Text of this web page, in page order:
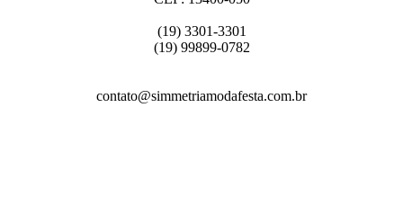
(19) 3301-3301
(19) 99899-0782
contato@simmetriamodafesta.com.br